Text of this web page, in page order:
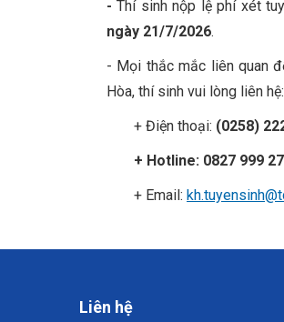
-Thí sinh nộp lệ phí xét
ngày 21/7/2026.
- Mọi thắc mắc liên quan
Hòa, thí sinh vui lòng liên hệ:
+ Điện thoại: (0258)
+ Hotline: 0827 999
+ Email:
Liên hệ